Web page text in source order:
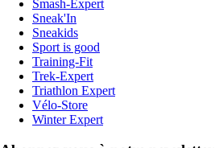
Smash-Expert
Sneak'In
Sneakids
Sport is good
Training-Fit
Trek-Expert
Triathlon Expert
Vélo-Store
Winter Expert